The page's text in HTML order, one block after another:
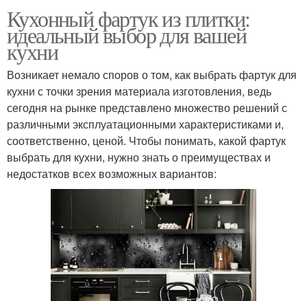
Кухонный фартук из плитки:
идеальный выбор для вашей
кухни
Возникает немало споров о том, как выбрать фартук для
кухни с точки зрения материала изготовления, ведь
сегодня на рынке представлено множество решений с
различными эксплуатационными характеристиками и,
соответственно, ценой. Чтобы понимать, какой фартук
выбрать для кухни, нужно знать о преимуществах и
недостатков всех возможных вариантов: